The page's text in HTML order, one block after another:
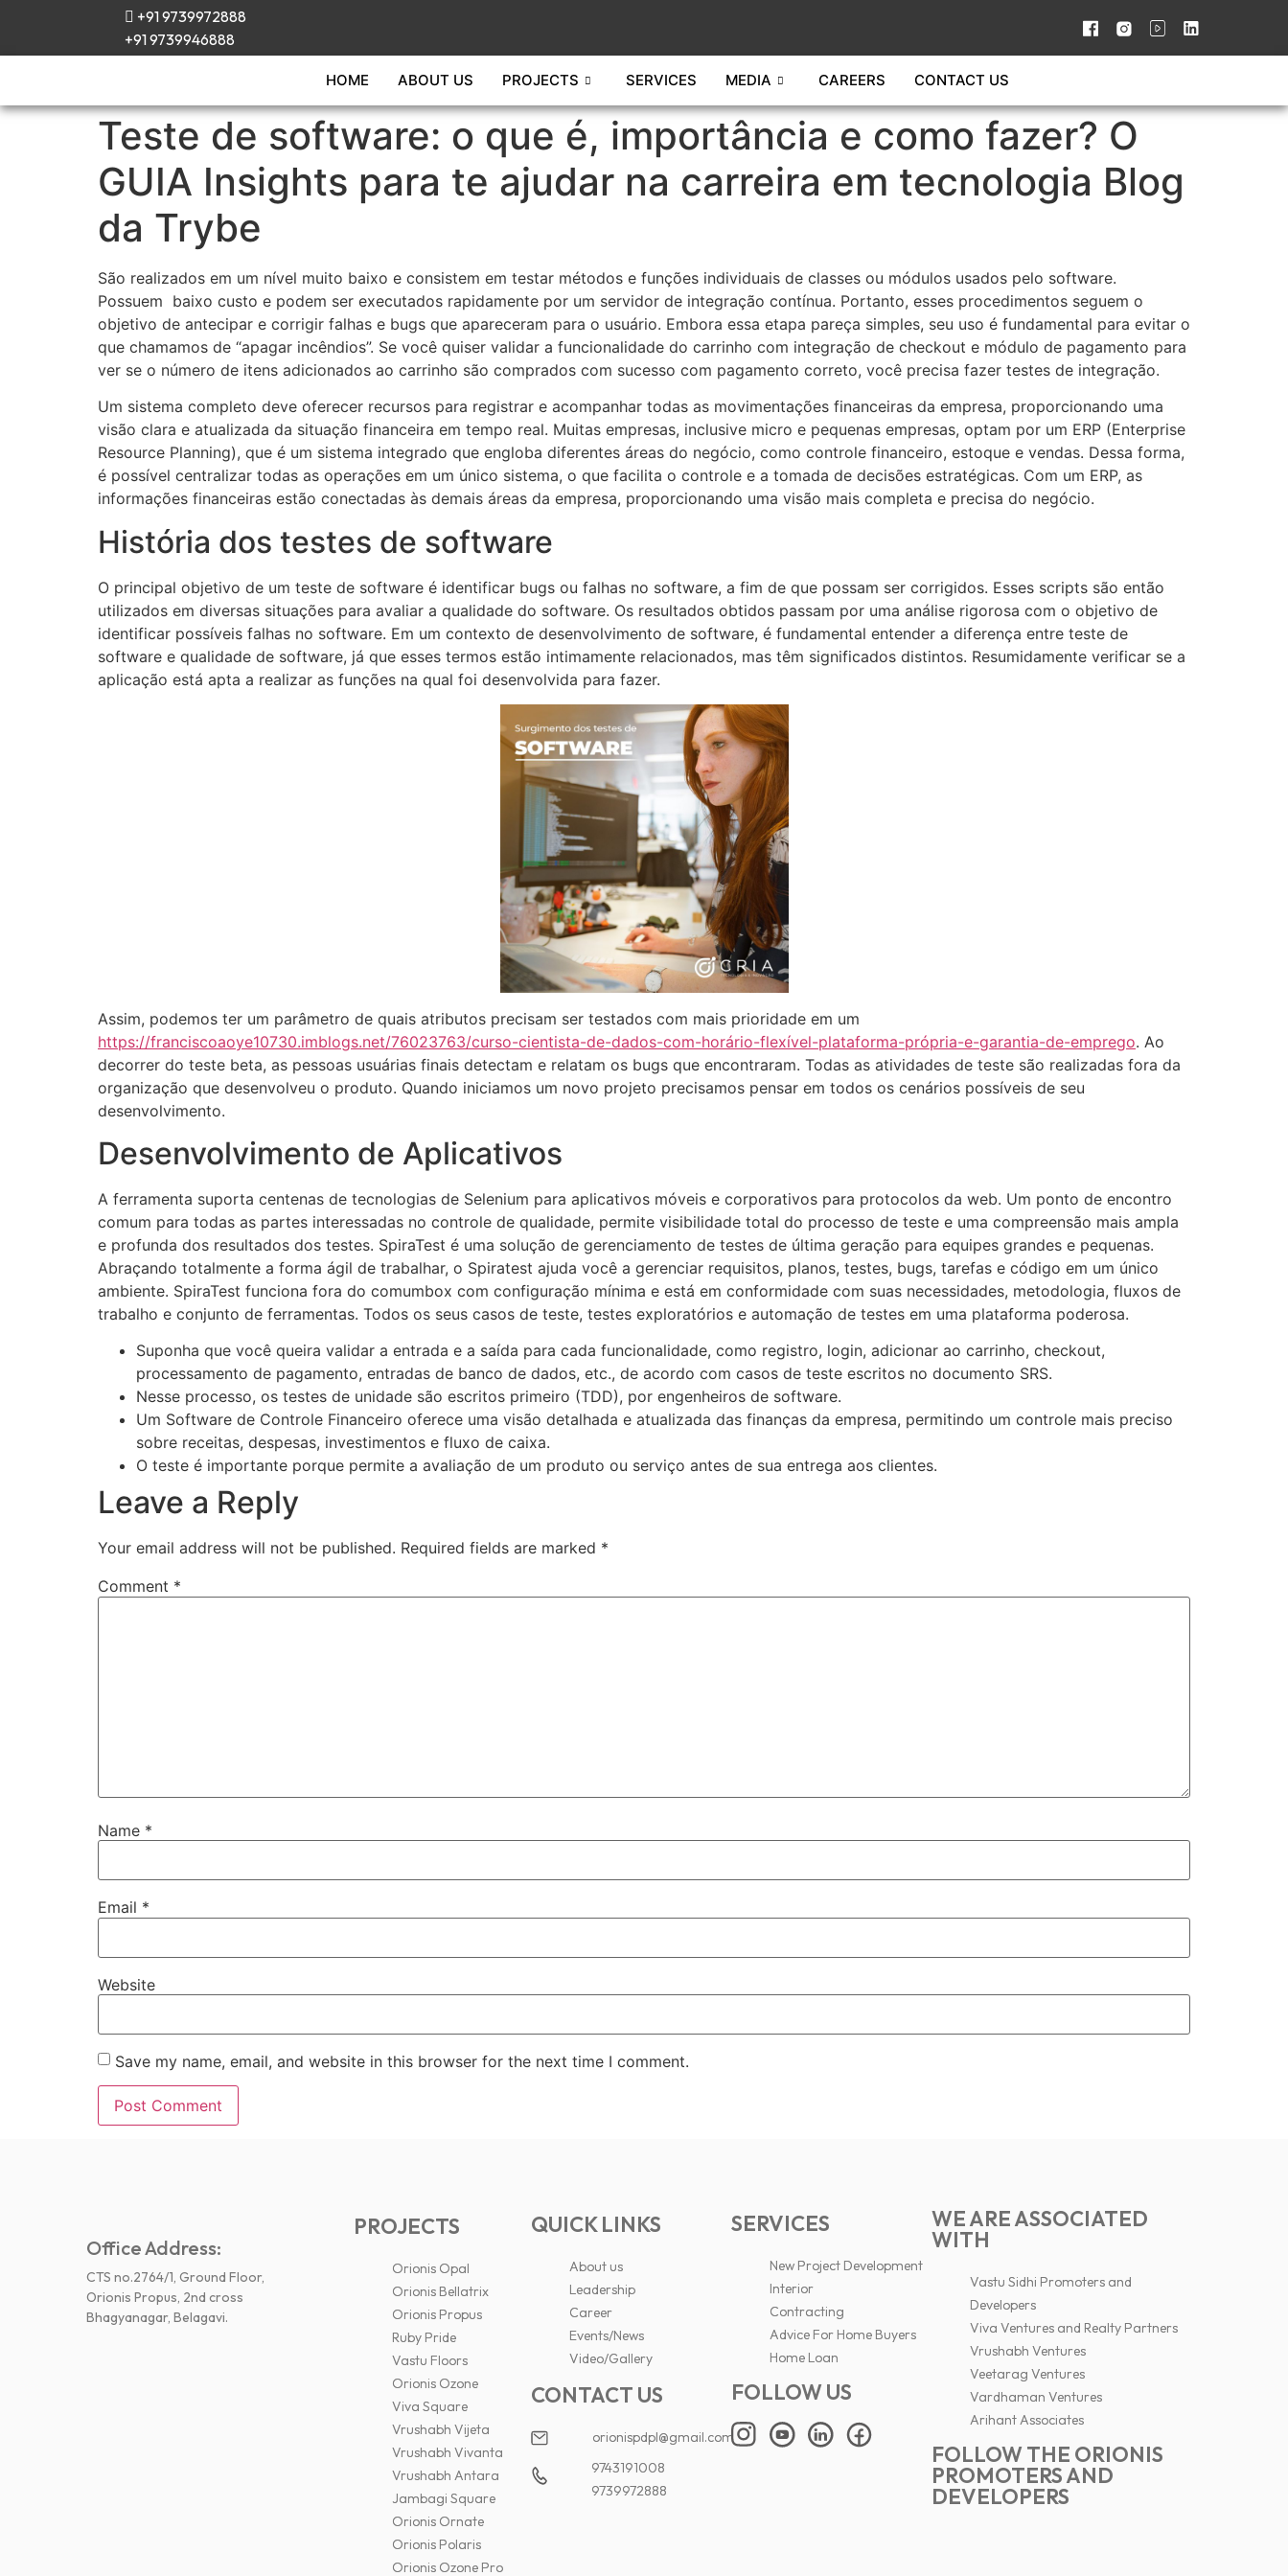
+91 9739972888
+91 9739946888
HOME ABOUT US PROJECTS SERVICES MEDIA CAREERS CONTACT US
Teste de software: o que é, importância e como fazer? O
GUIA Insights para te ajudar na carreira em tecnologia Blog
da Trybe
São realizados em um nível muito baixo e consistem em testar métodos e funções individuais de classes ou módulos usados pelo software.
Possuem baixo custo e podem ser executados rapidamente por um servidor de integração contínua. Portanto, esses procedimentos seguem o
objetivo de antecipar e corrigir falhas e bugs que apareceram para o usuário. Embora essa etapa pareça simples, seu uso é fundamental para evitar o
que chamamos de “apagar incêndios”. Se você quiser validar a funcionalidade do carrinho com integração de checkout e módulo de pagamento para
ver se o número de itens adicionados ao carrinho são comprados com sucesso com pagamento correto, você precisa fazer testes de integração.
Um sistema completo deve oferecer recursos para registrar e acompanhar todas as movimentações financeiras da empresa, proporcionando uma
visão clara e atualizada da situação financeira em tempo real. Muitas empresas, inclusive micro e pequenas empresas, optam por um ERP (Enterprise
Resource Planning), que é um sistema integrado que engloba diferentes áreas do negócio, como controle financeiro, estoque e vendas. Dessa forma,
é possível centralizar todas as operações em um único sistema, o que facilita o controle e a tomada de decisões estratégicas. Com um ERP, as
informações financeiras estão conectadas às demais áreas da empresa, proporcionando uma visão mais completa e precisa do negócio.
História dos testes de software
O principal objetivo de um teste de software é identificar bugs ou falhas no software, a fim de que possam ser corrigidos. Esses scripts são então
utilizados em diversas situações para avaliar a qualidade do software. Os resultados obtidos passam por uma análise rigorosa com o objetivo de
identificar possíveis falhas no software. Em um contexto de desenvolvimento de software, é fundamental entender a diferença entre teste de
software e qualidade de software, já que esses termos estão intimamente relacionados, mas têm significados distintos. Resumidamente verificar se a
aplicação está apta a realizar as funções na qual foi desenvolvida para fazer.
Assim, podemos ter um parâmetro de quais atributos precisam ser testados com mais prioridade em um
https://franciscoaoye10730.imblogs.net/76023763/curso-cientista-de-dados-com-horário-flexível-plataforma-própria-e-garantia-de-emprego. Ao
decorrer do teste beta, as pessoas usuárias finais detectam e relatam os bugs que encontraram. Todas as atividades de teste são realizadas fora da
organização que desenvolveu o produto. Quando iniciamos um novo projeto precisamos pensar em todos os cenários possíveis de seu
desenvolvimento.
Desenvolvimento de Aplicativos
A ferramenta suporta centenas de tecnologias de Selenium para aplicativos móveis e corporativos para protocolos da web. Um ponto de encontro
comum para todas as partes interessadas no controle de qualidade, permite visibilidade total do processo de teste e uma compreensão mais ampla
e profunda dos resultados dos testes. SpiraTest é uma solução de gerenciamento de testes de última geração para equipes grandes e pequenas.
Abraçando totalmente a forma ágil de trabalhar, o Spiratest ajuda você a gerenciar requisitos, planos, testes, bugs, tarefas e código em um único
ambiente. SpiraTest funciona fora do comumbox com configuração mínima e está em conformidade com suas necessidades, metodologia, fluxos de
trabalho e conjunto de ferramentas. Todos os seus casos de teste, testes exploratórios e automação de testes em uma plataforma poderosa.
Suponha que você queira validar a entrada e a saída para cada funcionalidade, como registro, login, adicionar ao carrinho, checkout,
processamento de pagamento, entradas de banco de dados, etc., de acordo com casos de teste escritos no documento SRS.
Nesse processo, os testes de unidade são escritos primeiro (TDD), por engenheiros de software.
Um Software de Controle Financeiro oferece uma visão detalhada e atualizada das finanças da empresa, permitindo um controle mais preciso
sobre receitas, despesas, investimentos e fluxo de caixa.
O teste é importante porque permite a avaliação de um produto ou serviço antes de sua entrega aos clientes.
Leave a Reply
Your email address will not be published. Required fields are marked *
Comment *
Name *
Email *
Website
Save my name, email, and website in this browser for the next time I comment.
Office Address:
CTS no.2764/1, Ground Floor,
Orionis Propus, 2nd cross
Bhagyanagar, Belagavi.
PROJECTS
Orionis Opal
Orionis Bellatrix
Orionis Propus
Ruby Pride
Vastu Floors
Orionis Ozone
Viva Square
Vrushabh Vijeta
Vrushabh Vivanta
Vrushabh Antara
Jambagi Square
Orionis Ornate
Orionis Polaris
Orionis Ozone Pro
QUICK LINKS
About us
Leadership
Career
Events/News
Video/Gallery
CONTACT US
orionispdpl@gmail.com
9743191008
9739972888
SERVICES
New Project Development
Interior
Contracting
Advice For Home Buyers
Home Loan
FOLLOW US
WE ARE ASSOCIATED
WITH
Vastu Sidhi Promoters and
Developers
Viva Ventures and Realty Partners
Vrushabh Ventures
Veetarag Ventures
Vardhaman Ventures
Arihant Associates
FOLLOW THE ORIONIS
PROMOTERS AND
DEVELOPERS